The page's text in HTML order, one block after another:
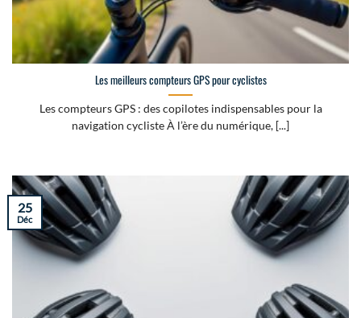
Les meilleurs compteurs GPS pour cyclistes
Les compteurs GPS : des copilotes indispensables pour la
navigation cycliste À l’ère du numérique, [...]
25
Déc